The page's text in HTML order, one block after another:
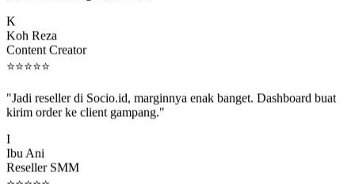
Koh Reza
Content Creator
⭐⭐⭐⭐⭐
kirim order ke client gampang."
Ibu Ani
Reseller SMM
⭐⭐⭐⭐⭐